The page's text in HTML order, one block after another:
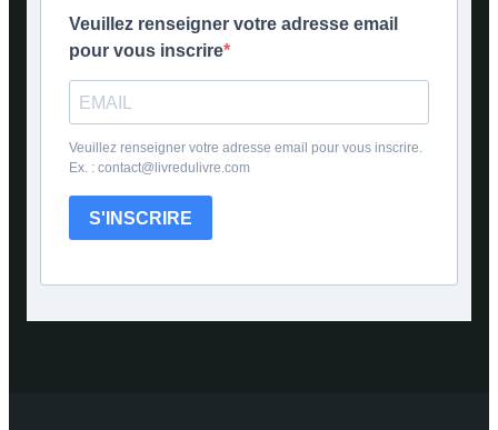
Veuillez renseigner votre adresse email
pour vous inscrire
Veuillez renseigner votre adresse email pour vous inscrire.
Ex. : contact@livredulivre.com
S'INSCRIRE